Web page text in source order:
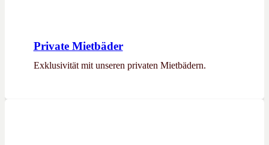
Private Mietbäder
Exklusivität mit unseren privaten Mietbädern.